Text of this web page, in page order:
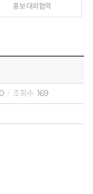
홍보·대외협력
조회수 169